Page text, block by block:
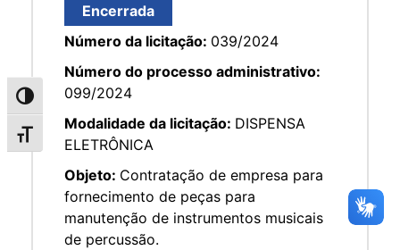
Alternar alto contraste
Alternar tamanho da fonte
Encerrada
Número da licitação: 039/2024
Número do processo administrativo:
099/2024
Modalidade da licitação: DISPENSA
ELETRÔNICA
Objeto: Contratação de empresa para
fornecimento de peças para
manutenção de instrumentos musicais
de percussão.